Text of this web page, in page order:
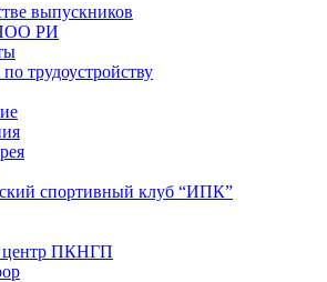
выпускников
РИ
трудоустройству
спортивный клуб “ИПК”
центр ПКНГП